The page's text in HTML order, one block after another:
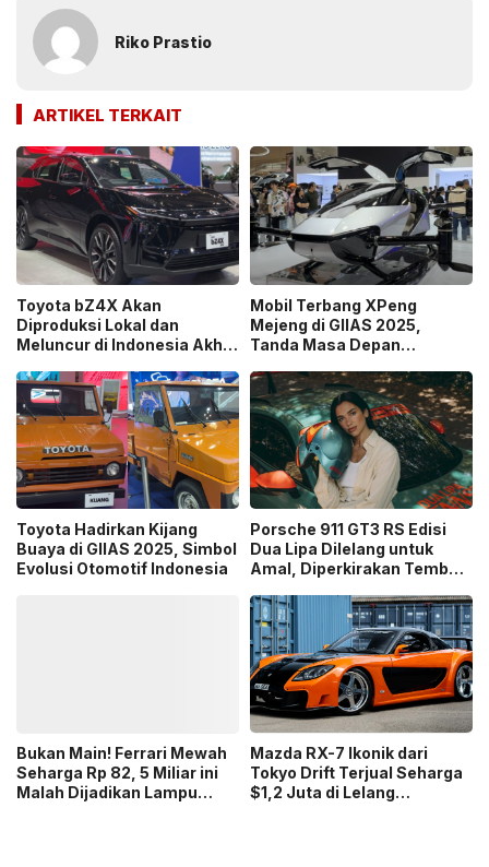
Riko Prastio
ARTIKEL TERKAIT
Toyota bZ4X Akan
Diproduksi Lokal dan
Meluncur di Indonesia Akhir
Mobil Terbang XPeng
Mejeng di GIIAS 2025,
Tanda Masa Depan
Dekat
Toyota Hadirkan Kijang
Buaya di GIIAS 2025, Simbol
Evolusi Otomotif Indonesia
Porsche 911 GT3 RS Edisi
Dua Lipa Dilelang untuk
Amal, Diperkirakan Tembus
Bukan Main! Ferrari Mewah
Seharga Rp 82, 5 Miliar ini
Malah Dijadikan Lampu
Mazda RX-7 Ikonik dari
Tokyo Drift Terjual Seharga
$1,2 Juta di Lelang